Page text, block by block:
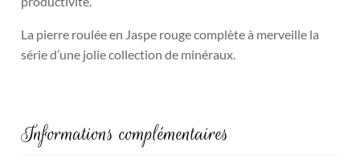
La pierre roulée en Jaspe rouge complète à merveille la
série d’une jolie collection de minéraux.
Informations complémentaires